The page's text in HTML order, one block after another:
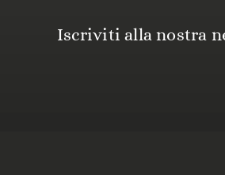
Iscriviti alla nostra